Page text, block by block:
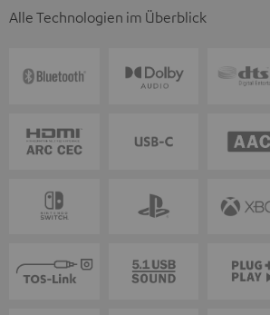
Alle Technologien im Überblick